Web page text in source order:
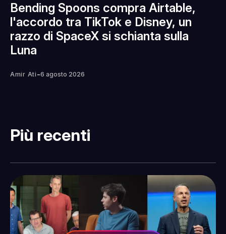
Bending Spoons compra Airtable,
l'accordo tra TikTok e Disney, un
razzo di SpaceX si schianta sulla
Luna
Amir Ati -6 agosto 2026
Più recenti